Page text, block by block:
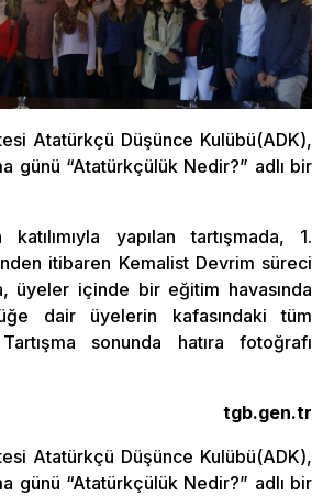
Atatürkçü Düşünce Kulübü(ADK),
günü “Atatürkçülük Nedir?” adlı bir
yapılan tartışmada, 1.
itibaren Kemalist Devrim süreci
üyeler içinde bir eğitim havasında
dair üyelerin kafasındaki tüm
sonunda hatıra fotoğrafı
tgb.gen.tr
Atatürkçü Düşünce Kulübü(ADK),
günü “Atatürkçülük Nedir?” adlı bir